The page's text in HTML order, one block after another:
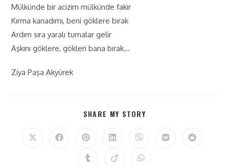
Mülkünde bir acizim mülkünde fakir
Kırma kanadımı, beni göklere bırak
Ardım sıra yaralı turnalar gelir
Aşkını göklere, gökleri bana bırak…
Ziya Paşa Akyürek
SHARE MY STORY